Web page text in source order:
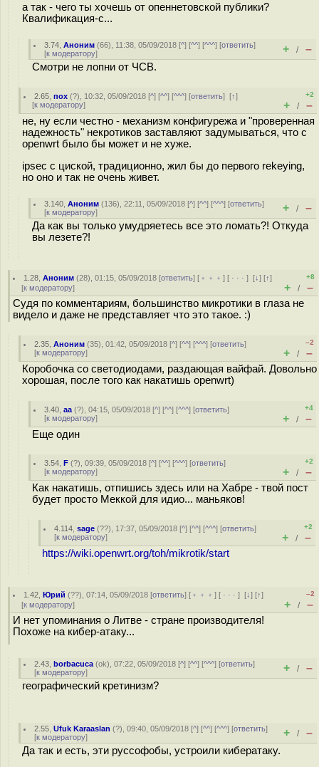
а так - чего ты хочешь от опеннетовской публики?
Квалификация-с...
3.74 ,Аноним (66), 11:38, 05/09/2018 [^] [^^] [^^^] [ответить]
[к модератору] + / –
Смотри не лопни от ЧСВ.
2.65 ,пох (?), 10:32, 05/09/2018 [^] [^^] [^^^] [ответить][↑]
[к модератору]
+2
+ / –
не, ну если честно - механизм конфигурежа и "проверенная
надежность" некротиков заставляют задумываться, что с
openwrt было бы может и не хуже.
ipsec с циской, традиционно, жил бы до первого rekeying,
но оно и так не очень живет.
3.140 ,Аноним (136), 22:11, 05/09/2018 [^] [^^] [^^^] [ответить]
[к модератору] + / –
Да как вы только умудряетесь все это ломать?! Откуда
вы лезете?!
1.28 ,Аноним (28), 01:15, 05/09/2018 [ответить] [ ﹢﹢﹢] [ · · ·][↓] [↑]
[к модератору]
+8
+ / –
Судя по комментариям, большинство микротики в глаза не
видело и даже не представляет что это такое. :)
2.35 ,Аноним (35), 01:42, 05/09/2018 [^] [^^] [^^^] [ответить]
[к модератору]
–2
+ / –
Коробочка со светодиодами, раздающая вайфай. Довольно
хорошая, после того как накатишь openwrt)
3.40 ,аа (?), 04:15, 05/09/2018 [^] [^^] [^^^] [ответить]
[к модератору]
+4
+ / –
Еще один
3.54 ,F (?), 09:39, 05/09/2018 [^] [^^] [^^^] [ответить]
[к модератору]
+2
+ / –
Как накатишь, отпишись здесь или на Хабре - твой пост
будет просто Меккой для идио... маньяков!
4.114 ,sage (??), 17:37, 05/09/2018 [^] [^^] [^^^] [ответить]
[к модератору]
+2
+ / –
https://wiki.openwrt.org/toh/mikrotik/start
1.42 ,Юрий (??), 07:14, 05/09/2018 [ответить] [ ﹢﹢﹢] [ · · ·][↓] [↑]
[к модератору]
–2
+ / –
И нет упоминания о Литве - стране производителя!
Похоже на кибер-атаку...
2.43 ,borbacuca (ok), 07:22, 05/09/2018 [^] [^^] [^^^] [ответить]
[к модератору] + / –
географический кретинизм?
2.55 ,Ufuk Karaaslan (?), 09:40, 05/09/2018 [^] [^^] [^^^] [ответить]
[к модератору] + / –
Да так и есть, эти руссофобы, устроили кибератаку.